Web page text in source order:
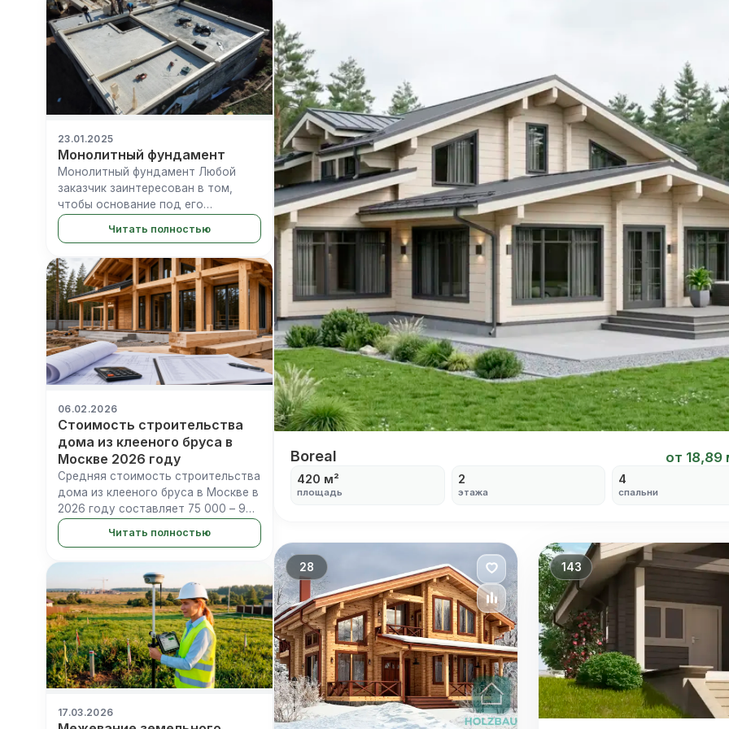
панелями или...
23.01.2025
Монолитный фундамент
Монолитный фундамент Любой
заказчик заинтересован в том,
чтобы основание под его
объектом было максимально
прочным и долговечным.
параметров демонстрируют
монолитные фундаменты из
железобе...
Читать полностью
06.02.2026
Стоимость строительства
дома из клееного бруса в
Москве 2026 году
Средняя стоимость строительства
дома из клееного бруса в Москве в
2026 году составляет 75 000 – 90
000 руб./м² за комплектацию
«Теплый контур» и 120 000 – 150
Читать полностью
17.03.2026
Boreal
Boreal от 18,89
420 м²
площадь
2
этажа
4
спальни
28 143